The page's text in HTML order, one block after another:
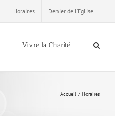
Horaires Denier de l’Eglise
Vivre la Charité
Accueil Horaires